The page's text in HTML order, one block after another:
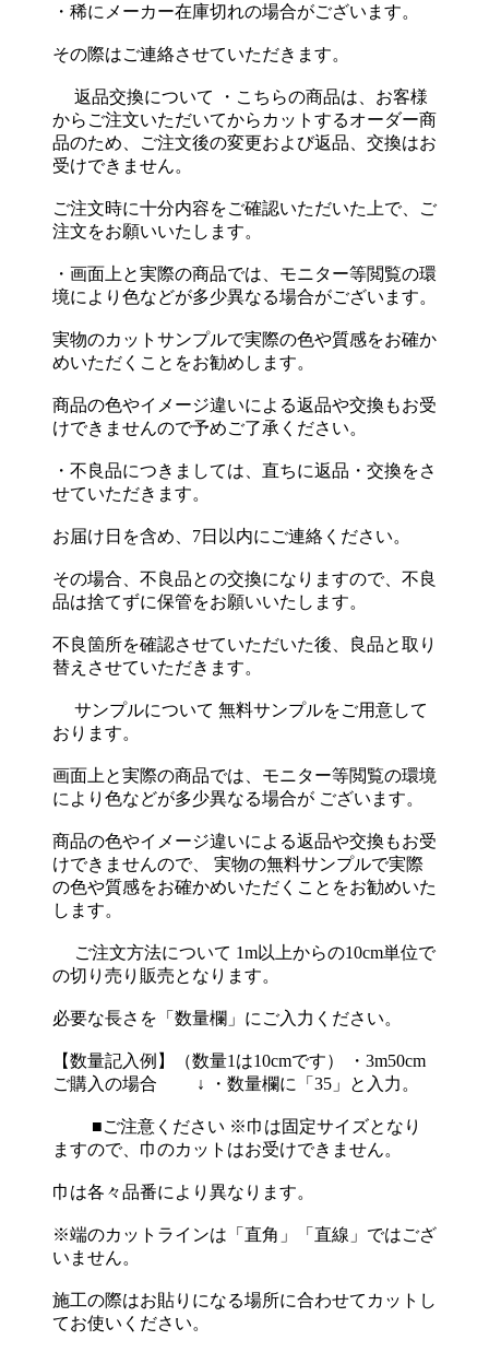
・稀にメーカー在庫切れの場合がございます。
その際はご連絡させていただきます。
返品交換について ・こちらの商品は、お客様
からご注文いただいてからカットするオーダー商
品のため、ご注文後の変更および返品、交換はお
受けできません。
ご注文時に十分内容をご確認いただいた上で、ご
注文をお願いいたします。
・画面上と実際の商品では、モニター等閲覧の環
境により色などが多少異なる場合がございます。
実物のカットサンプルで実際の色や質感をお確か
めいただくことをお勧めします。
商品の色やイメージ違いによる返品や交換もお受
けできませんので予めご了承ください。
・不良品につきましては、直ちに返品・交換をさ
せていただきます。
お届け日を含め、7日以内にご連絡ください。
その場合、不良品との交換になりますので、不良
品は捨てずに保管をお願いいたします。
不良箇所を確認させていただいた後、良品と取り
替えさせていただきます。
サンプルについて 無料サンプルをご用意して
おります。
画面上と実際の商品では、モニター等閲覧の環境
により色などが多少異なる場合が ございます。
商品の色やイメージ違いによる返品や交換もお受
けできませんので、 実物の無料サンプルで実際
の色や質感をお確かめいただくことをお勧めいた
します。
ご注文方法について 1m以上からの10cm単位で
の切り売り販売となります。
必要な長さを「数量欄」にご入力ください。
【数量記入例】（数量1は10cmです） ・3m50cm
ご購入の場合 ↓ ・数量欄に「35」と入力。
■ご注意ください ※巾は固定サイズとなり
ますので、巾のカットはお受けできません。
巾は各々品番により異なります。
※端のカットラインは「直角」「直線」ではござ
いません。
施工の際はお貼りになる場所に合わせてカットし
てお使いください。